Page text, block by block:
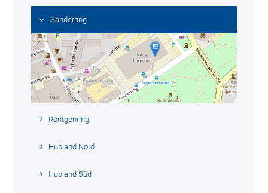
Sanderring
Röntgenring
Hubland Nord
Hubland Süd